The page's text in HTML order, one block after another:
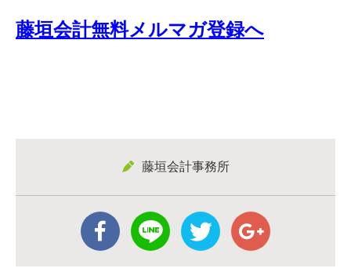
藤垣会計無料メルマガ登録へ
藤垣会計事務所